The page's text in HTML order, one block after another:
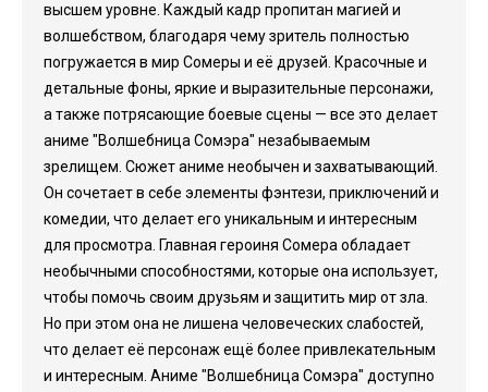
высшем уровне. Каждый кадр пропитан магией и
волшебством, благодаря чему зритель полностью
погружается в мир Сомеры и её друзей. Красочные и
детальные фоны, яркие и выразительные персонажи,
а также потрясающие боевые сцены — все это делает
аниме "Волшебница Сомэра" незабываемым
зрелищем. Сюжет аниме необычен и захватывающий.
Он сочетает в себе элементы фэнтези, приключений и
комедии, что делает его уникальным и интересным
для просмотра. Главная героиня Сомера обладает
необычными способностями, которые она использует,
чтобы помочь своим друзьям и защитить мир от зла.
Но при этом она не лишена человеческих слабостей,
что делает её персонаж ещё более привлекательным
и интересным. Аниме "Волшебница Сомэра" доступно